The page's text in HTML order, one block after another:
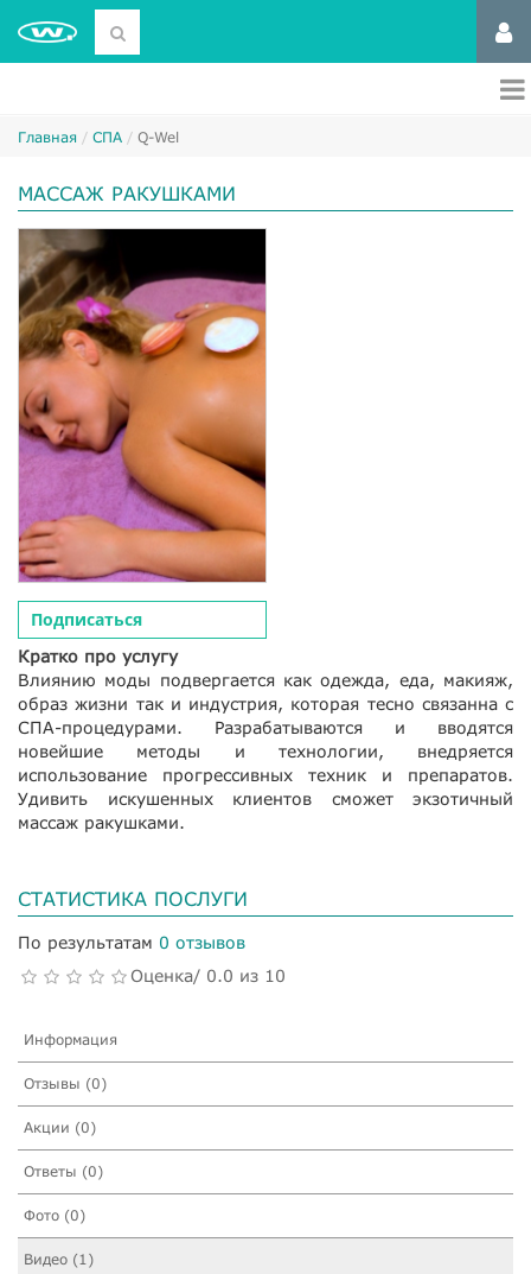
Главная СПА Q-Wel
МАССАЖ РАКУШКАМИ
Подписаться
Кратко про услугу
Влиянию моды подвергается как одежда, еда, макияж,
образ жизни так и индустрия, которая тесно связанна с
СПА-процедурами. Разрабатываются и вводятся
новейшие методы и технологии, внедряется
использование прогрессивных техник и препаратов.
Удивить искушенных клиентов сможет экзотичный
массаж ракушками.
СТАТИСТИКА ПОСЛУГИ
По результатам 0 отзывов
Оценка/ 0.0 из 10
Информация
Отзывы (0)
Акции (0)
Ответы (0)
Фото (0)
Видео (1)